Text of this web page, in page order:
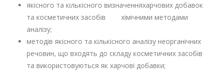
якісного та кількісного визначенняхарчових добавок
та косметичних засобів хімічними методами
аналізу;
методів якісного та кількісного аналізу неорганічних
речовин, що входять до складу косметичних засобів
та використовуються як харчові добавки;